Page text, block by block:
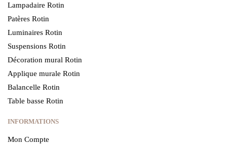
Lampadaire Rotin
Patères Rotin
Luminaires Rotin
Suspensions Rotin
Décoration mural Rotin
Applique murale Rotin
Balancelle Rotin
Table basse Rotin
INFORMATIONS
Mon Compte